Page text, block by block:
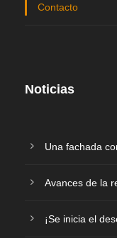
Contacto
Noticias
Una fachada
Avances de la
¡Se inicia el